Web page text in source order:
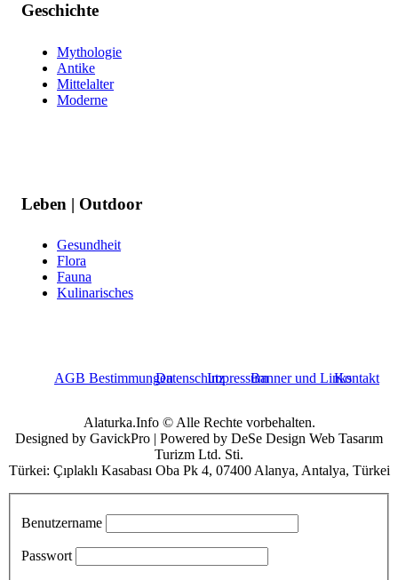
Geschichte
Mythologie
Antike
Mittelalter
Moderne
Leben | Outdoor
Gesundheit
Flora
Fauna
Kulinarisches
AGB BestimmungenDatenschutzImpressumBanner und LinksKontakt
Alaturka.Info © Alle Rechte vorbehalten.
Designed by GavickPro | Powered by DeSe Design Web Tasarım
Turizm Ltd. Sti.
Türkei: Çıplaklı Kasabası Oba Pk 4, 07400 Alanya, Antalya, Türkei
Benutzername
Passwort